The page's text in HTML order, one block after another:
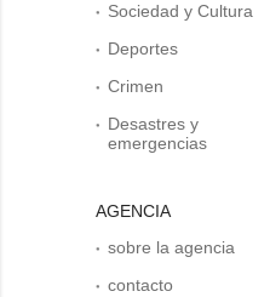
Sociedad y Cultura
Deportes
Crimen
Desastres y
emergencias
AGENCIA
sobre la agencia
contacto